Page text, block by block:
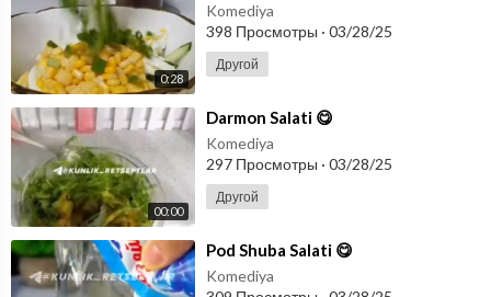
0:28
Komediya
398 Просмотры · 03/28/25
Другой
00:00
⁣Darmon Salati 😋
Komediya
297 Просмотры · 03/28/25
Другой
⁣Pod Shuba Salati 😋
Komediya